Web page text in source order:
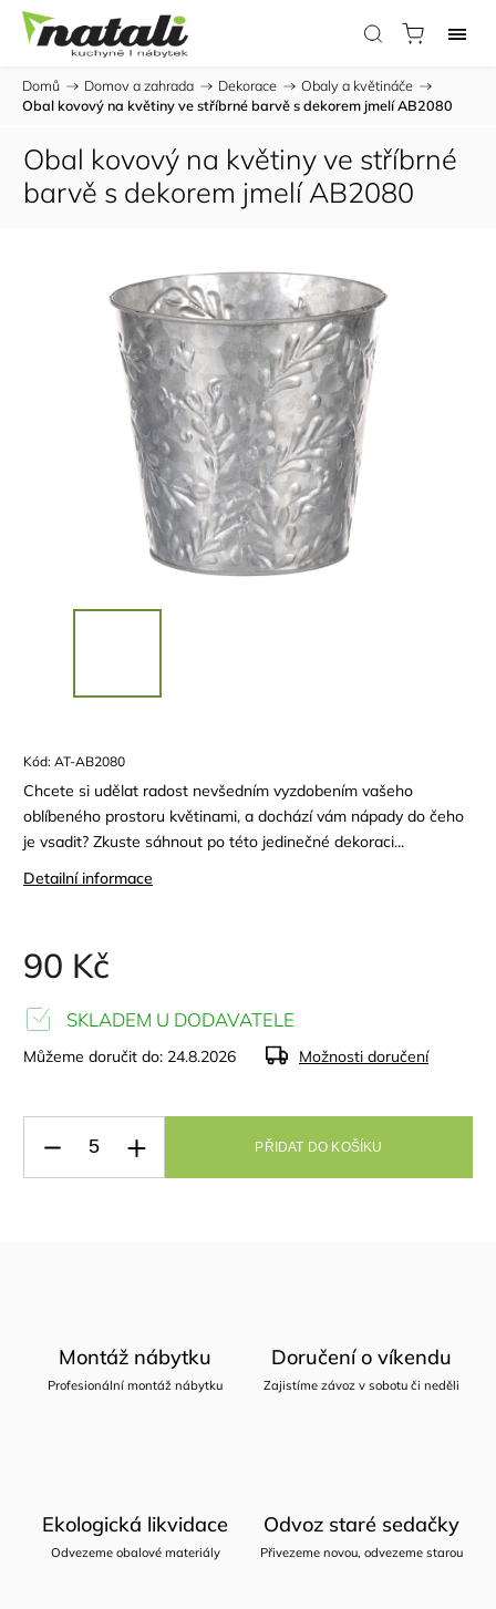
Domů / Domov a zahrada / Dekorace / Obaly a květináče /
Obal kovový na květiny ve stříbrné barvě s dekorem jmelí AB2080
Obal kovový na květiny ve stříbrné
barvě s dekorem jmelí AB2080
Kód: AT-AB2080
Chcete si udělat radost nevšedním vyzdobením vašeho
oblíbeného prostoru květinami, a dochází vám nápady do čeho
je vsadit? Zkuste sáhnout po této jedinečné dekoraci...
Detailní informace
90 Kč
SKLADEM U DODAVATELE
Můžeme doručit do: 24.8.2026 Možnosti doručení
PŘIDAT DO KOŠÍKU
Montáž nábytku
Profesionální montáž nábytku
Doručení o víkendu
Zajistíme závoz v sobotu či neděli
Ekologická likvidace
Odvezeme obalové materiály
Odvoz staré sedačky
Přivezeme novou, odvezeme starou